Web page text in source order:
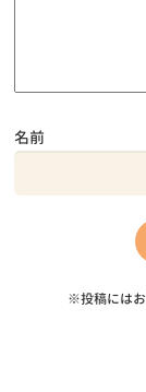
名前
※投稿にはお